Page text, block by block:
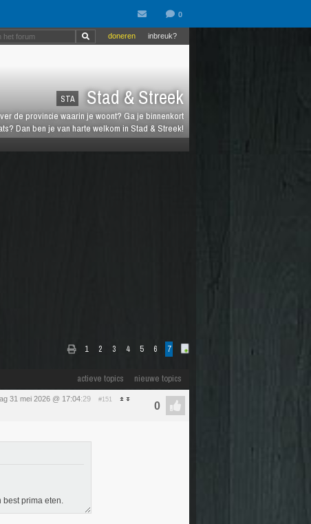
STA Stad & Streek
de provincie waarin je woont? Ga je binnenkort
Dan ben je van harte welkom in Stad & Streek!
inbreuk?
doneren
1 2 3 4 5 6 7
actieve topics nieuwe topics
31 mei 2026 @ 17:04:29 #151
best prima eten.